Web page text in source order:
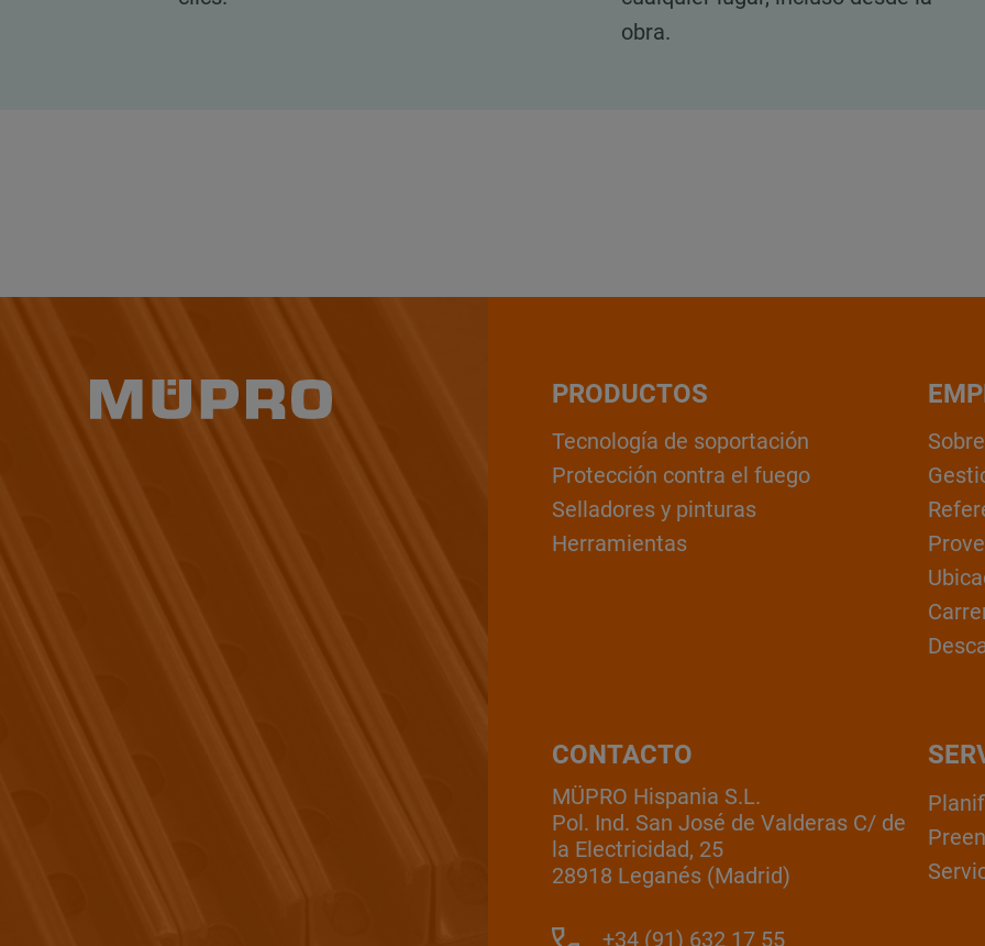
obra.
PRODUCTOS
Tecnología de soportación
Protección contra el fuego
Selladores y pinturas
Herramientas
CONTACTO
MÜPRO Hispania S.L.
Pol. Ind. San José de Valderas C/ de
la Electricidad, 25
28918 Leganés (Madrid)
+34 (91) 632 17 55